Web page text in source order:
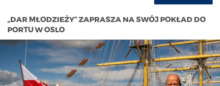
„DAR MŁODZIEŻY” ZAPRASZA NA SWÓJ POKŁAD DO
PORTU W OSLO